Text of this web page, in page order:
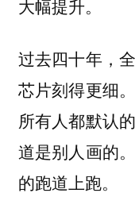
大幅提升。
过去四十年，
芯片刻得更细
所有人都默认
道是别人画的
的跑道上跑。